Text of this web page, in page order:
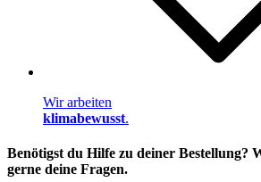
Wir arbeiten
klimabewusst.
Benötigst du Hilfe zu deiner Bestellung?
gerne deine Fragen.